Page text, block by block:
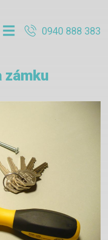
0940 888 383
zámku